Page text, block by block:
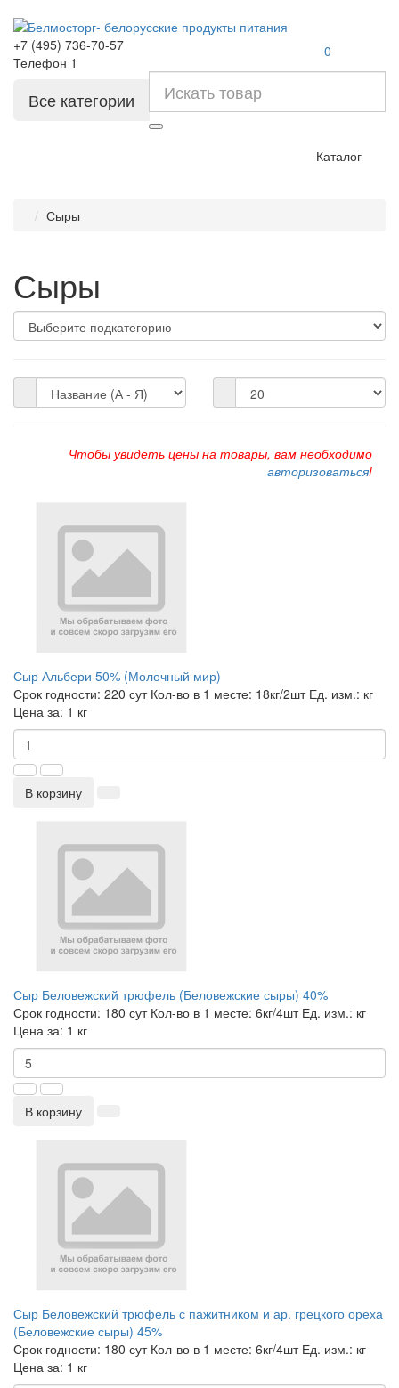
+7 (495) 736-70-57
Телефон 1
0
Все категории
Каталог
Сыры
Сыры
Чтобы увидеть цены на товары, вам необходимо
авторизоваться!
Сыр Альбери 50% (Молочный мир)
Срок годности: 220 сутКол-во в 1 месте: 18кг/2шт Ед. изм.: кг
Цена за: 1 кг
В корзину
Сыр Беловежский трюфель (Беловежские сыры) 40%
Срок годности: 180 сутКол-во в 1 месте: 6кг/4шт Ед. изм.: кг
Цена за: 1 кг
В корзину
Сыр Беловежский трюфель с пажитником и ар. грецкого ореха
(Беловежские сыры) 45%
Срок годности: 180 сутКол-во в 1 месте: 6кг/4шт Ед. изм.: кг
Цена за: 1 кг